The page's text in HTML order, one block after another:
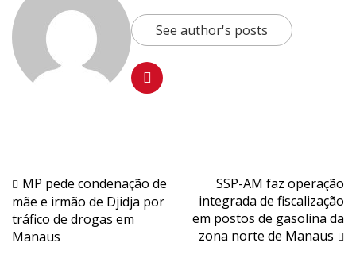
See author's posts
Navegação
de
Post
MP pede condenação de
mãe e irmão de Djidja por
tráfico de drogas em
Manaus
SSP-AM faz operação
integrada de fiscalização
em postos de gasolina da
zona norte de Manaus